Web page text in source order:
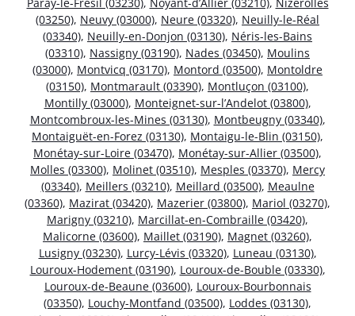
Paray-le-Frésil (03230), Noyant-d’Allier (03210), Nizerolles
(03250), Neuvy (03000), Neure (03320), Neuilly-le-Réal
(03340), Neuilly-en-Donjon (03130), Néris-les-Bains
(03310), Nassigny (03190), Nades (03450), Moulins
(03000), Montvicq (03170), Montord (03500), Montoldre
(03150), Montmarault (03390), Montluçon (03100),
Montilly (03000), Monteignet-sur-l’Andelot (03800),
Montcombroux-les-Mines (03130), Montbeugny (03340),
Montaiguët-en-Forez (03130), Montaigu-le-Blin (03150),
Monétay-sur-Loire (03470), Monétay-sur-Allier (03500),
Molles (03300), Molinet (03510), Mesples (03370), Mercy
(03340), Meillers (03210), Meillard (03500), Meaulne
(03360), Mazirat (03420), Mazerier (03800), Mariol (03270),
Marigny (03210), Marcillat-en-Combraille (03420),
Malicorne (03600), Maillet (03190), Magnet (03260),
Lusigny (03230), Lurcy-Lévis (03320), Luneau (03130),
Louroux-Hodement (03190), Louroux-de-Bouble (03330),
Louroux-de-Beaune (03600), Louroux-Bourbonnais
(03350), Louchy-Montfand (03500), Loddes (03130),